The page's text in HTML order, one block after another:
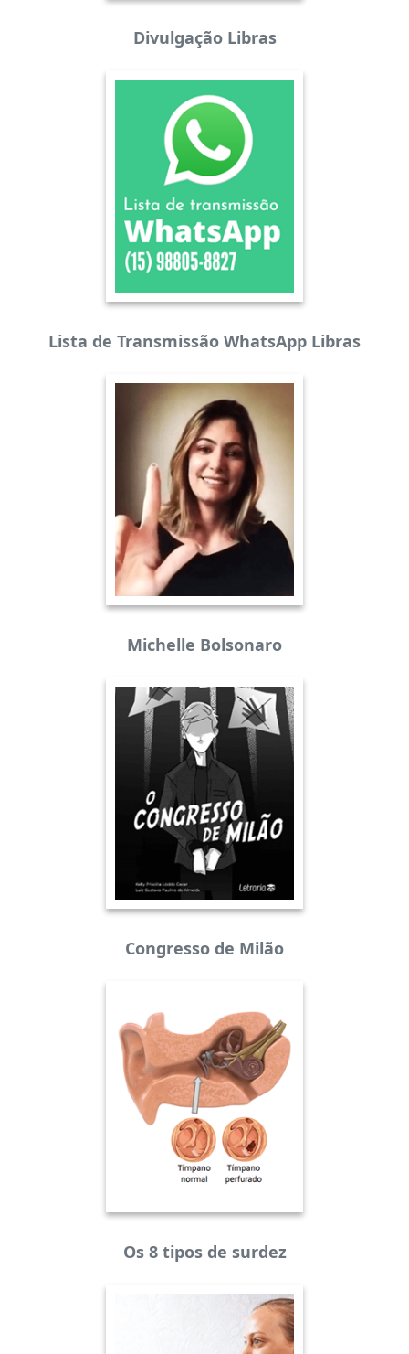
Divulgação Libras
Lista de Transmissão WhatsApp Libras
Michelle Bolsonaro
Congresso de Milão
Os 8 tipos de surdez